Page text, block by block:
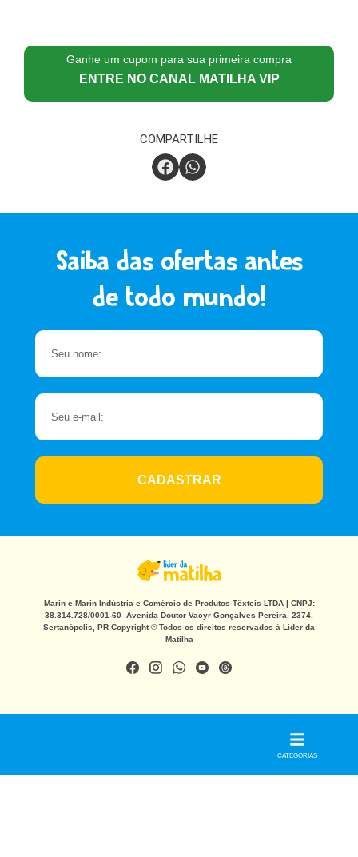
Ganhe um cupom para sua primeira compra
ENTRE NO CANAL MATILHA VIP
COMPARTILHE
Saiba das ofertas antes
de todo mundo!
CADASTRAR
Marin e Marin Indústria e Comércio de Produtos Têxteis LTDA | CNPJ:
38.314.728/0001-60 Avenida Doutor Vacyr Gonçalves Pereira, 2374,
Sertanópolis, PR Copyright © Todos os direitos reservados à Líder da
Matilha
CATEGORIAS